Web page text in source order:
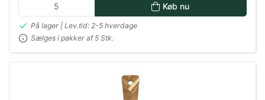
Køb nu
På lager | Lev.tid: 2-5 hverdage
Sælges i pakker af 5 Stk.